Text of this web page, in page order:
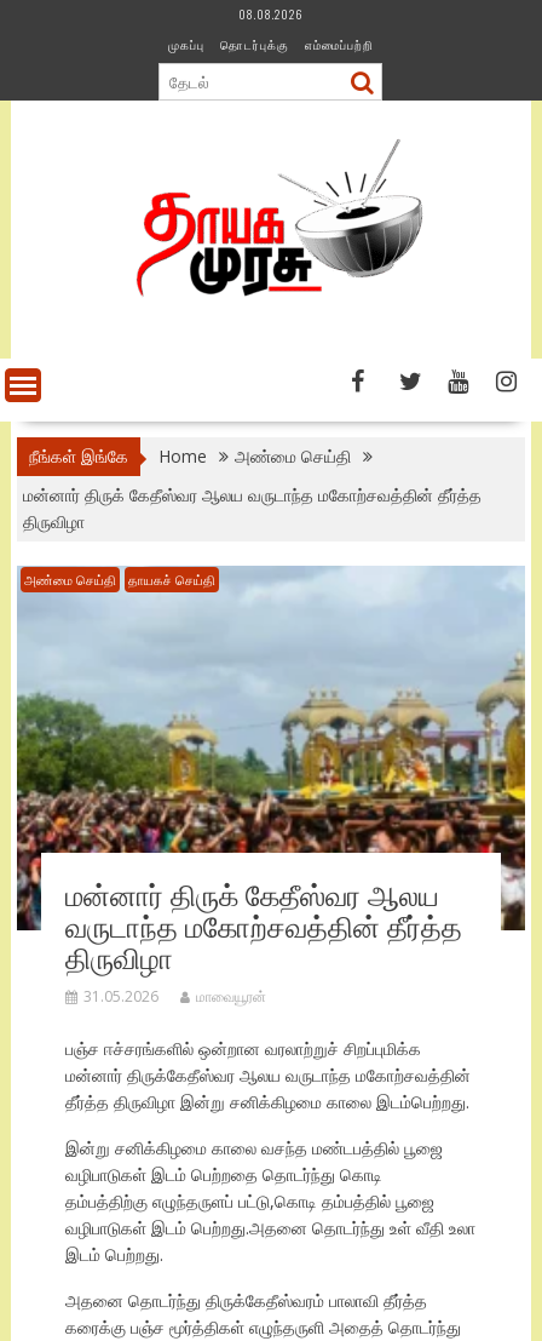
08.08.2026
முகப்பு
தொடர்புக்கு எம்மைப்பற்றி
நீங்கள் இங்கே Home
அண்மை செய்தி
மன்னார் திருக் கேதீஸ்வர ஆலய வருடாந்த மகோற்சவத்தின் தீர்த்த
திருவிழா
அண்மை செய்தி தாயகச் செய்தி
மன்னார் திருக் கேதீஸ்வர ஆலய
வருடாந்த மகோற்சவத்தின் தீர்த்த
திருவிழா
31.05.2026 மாவையூரன்
பஞ்ச ஈச்சரங்களில் ஒன்றான வரலாற்றுச் சிறப்புமிக்க
மன்னார் திருக்கேதீஸ்வர ஆலய வருடாந்த மகோற்சவத்தின்
தீர்த்த திருவிழா இன்று சனிக்கிழமை காலை இடம்பெற்றது.
இன்று சனிக்கிழமை காலை வசந்த மண்டபத்தில் பூஜை
வழிபாடுகள் இடம் பெற்றதை தொடர்ந்து கொடி
தம்பத்திற்கு எழுந்தருளப் பட்டு,கொடி தம்பத்தில் பூஜை
வழிபாடுகள் இடம் பெற்றது.அதனை தொடர்ந்து உள் வீதி உலா
இடம் பெற்றது.
அதனை தொடர்ந்து திருக்கேதீஸ்வரம் பாலாவி தீர்த்த
கரைக்கு பஞ்ச மூர்த்திகள் எழுந்தருளி அதைத் தொடர்ந்து